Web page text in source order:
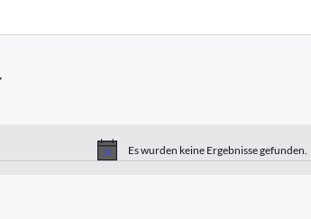
Hinweis
Es wurden keine Ergebnisse gefunden.